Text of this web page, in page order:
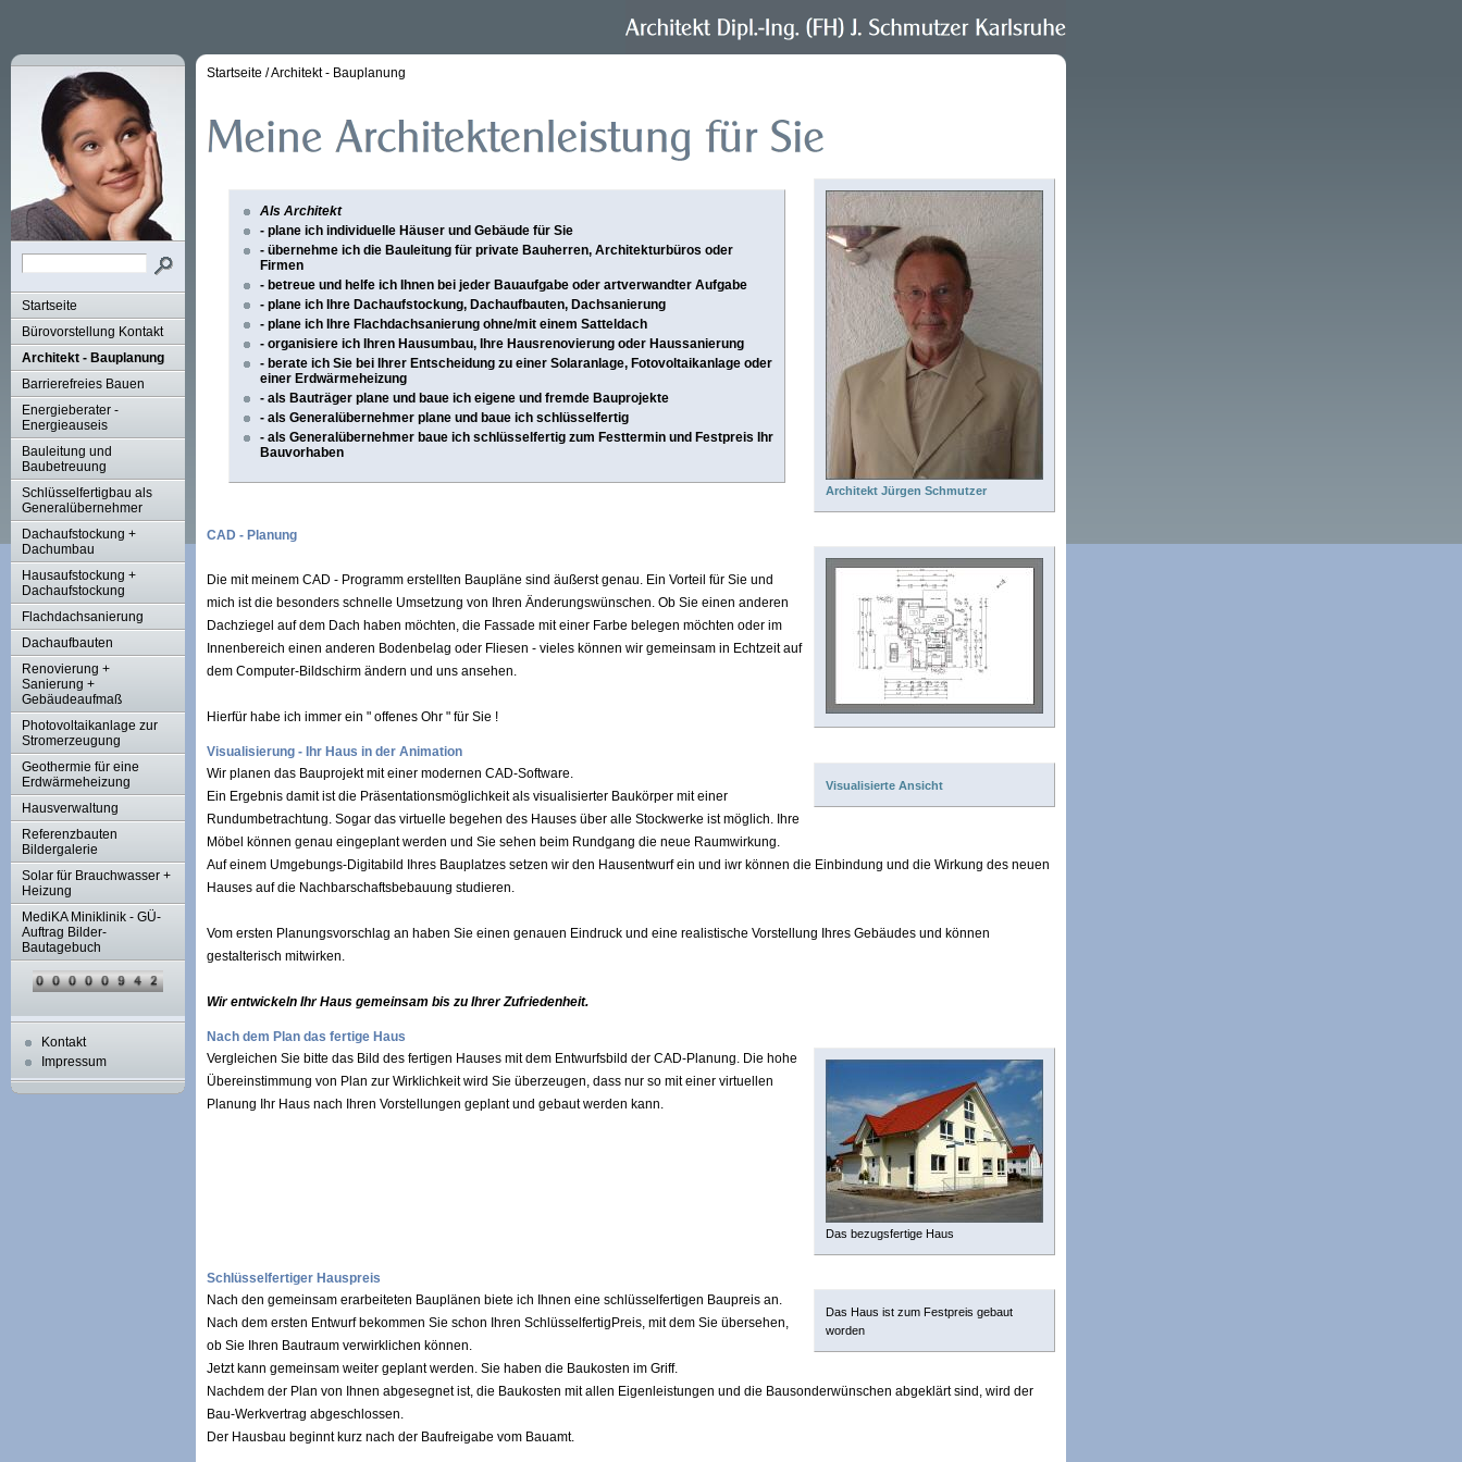
Startseite
Bürovorstellung Kontakt
Architekt - Bauplanung
Barrierefreies Bauen
Energieberater -
Energieauseis
Bauleitung und
Baubetreuung
Schlüsselfertigbau als
Generalübernehmer
Dachaufstockung +
Dachumbau
Hausaufstockung +
Dachaufstockung
Flachdachsanierung
Dachaufbauten
Renovierung +
Sanierung +
Gebäudeaufmaß
Photovoltaikanlage zur
Stromerzeugung
Geothermie für eine
Erdwärmeheizung
Hausverwaltung
Referenzbauten
Bildergalerie
Solar für Brauchwasser +
Heizung
MediKA Miniklinik - GÜ-
Auftrag Bilder-
Bautagebuch
Kontakt
Impressum
Startseite /Architekt - Bauplanung
Architekt Jürgen Schmutzer
Als Architekt
- plane ich individuelle Häuser und Gebäude für Sie
- übernehme ich die Bauleitung für private Bauherren, Architekturbüros oder
Firmen
- betreue und helfe ich Ihnen bei jeder Bauaufgabe oder artverwandter Aufgabe
- plane ich Ihre Dachaufstockung, Dachaufbauten, Dachsanierung
- plane ich Ihre Flachdachsanierung ohne/mit einem Satteldach
- organisiere ich Ihren Hausumbau, Ihre Hausrenovierung oder Haussanierung
- berate ich Sie bei Ihrer Entscheidung zu einer Solaranlage, Fotovoltaikanlage oder
einer Erdwärmeheizung
- als Bauträger plane und baue ich eigene und fremde Bauprojekte
- als Generalübernehmer plane und baue ich schlüsselfertig
- als Generalübernehmer baue ich schlüsselfertig zum Festtermin und Festpreis Ihr
Bauvorhaben
CAD - Planung
Die mit meinem CAD - Programm erstellten Baupläne sind äußerst genau. Ein Vorteil für Sie und
mich ist die besonders schnelle Umsetzung von Ihren Änderungswünschen. Ob Sie einen anderen
Dachziegel auf dem Dach haben möchten, die Fassade mit einer Farbe belegen möchten oder im
Innenbereich einen anderen Bodenbelag oder Fliesen - vieles können wir gemeinsam in Echtzeit auf
dem Computer-Bildschirm ändern und uns ansehen.
Hierfür habe ich immer ein " offenes Ohr " für Sie !
Visualisierung - Ihr Haus in der Animation
Visualisierte Ansicht
Wir planen das Bauprojekt mit einer modernen CAD-Software.
Ein Ergebnis damit ist die Präsentationsmöglichkeit als visualisierter Baukörper mit einer
Rundumbetrachtung. Sogar das virtuelle begehen des Hauses über alle Stockwerke ist möglich. Ihre
Möbel können genau eingeplant werden und Sie sehen beim Rundgang die neue Raumwirkung.
Auf einem Umgebungs-Digitabild Ihres Bauplatzes setzen wir den Hausentwurf ein und iwr können die Einbindung und die Wirkung des neuen
Hauses auf die Nachbarschaftsbebauung studieren.
Vom ersten Planungsvorschlag an haben Sie einen genauen Eindruck und eine realistische Vorstellung Ihres Gebäudes und können
gestalterisch mitwirken.
Wir entwickeln Ihr Haus gemeinsam bis zu Ihrer Zufriedenheit.
Nach dem Plan das fertige Haus
Das bezugsfertige Haus
Vergleichen Sie bitte das Bild des fertigen Hauses mit dem Entwurfsbild der CAD-Planung. Die hohe
Übereinstimmung von Plan zur Wirklichkeit wird Sie überzeugen, dass nur so mit einer virtuellen
Planung Ihr Haus nach Ihren Vorstellungen geplant und gebaut werden kann.
Schlüsselfertiger Hauspreis
Das Haus ist zum Festpreis gebaut
worden
Nach den gemeinsam erarbeiteten Bauplänen biete ich Ihnen eine schlüsselfertigen Baupreis an.
Nach dem ersten Entwurf bekommen Sie schon Ihren SchlüsselfertigPreis, mit dem Sie übersehen,
ob Sie Ihren Bautraum verwirklichen können.
Jetzt kann gemeinsam weiter geplant werden. Sie haben die Baukosten im Griff.
Nachdem der Plan von Ihnen abgesegnet ist, die Baukosten mit allen Eigenleistungen und die Bausonderwünschen abgeklärt sind, wird der
Bau-Werkvertrag abgeschlossen.
Der Hausbau beginnt kurz nach der Baufreigabe vom Bauamt.